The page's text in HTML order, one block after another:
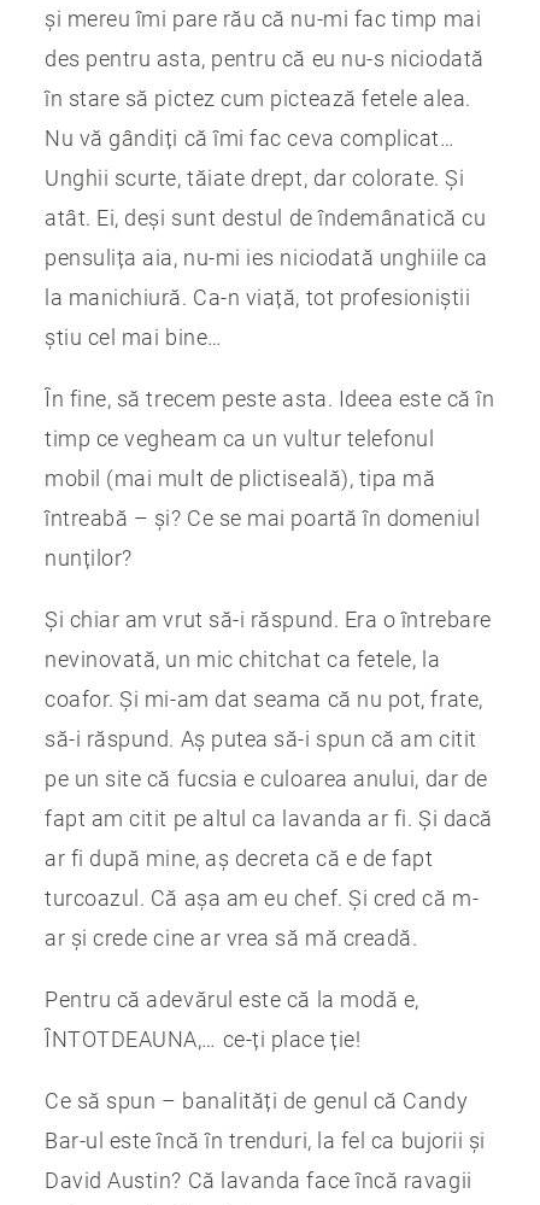
și mereu îmi pare rău că nu-mi fac timp mai
des pentru asta, pentru că eu nu-s niciodată
în stare să pictez cum pictează fetele alea.
Nu vă gândiți că îmi fac ceva complicat…
Unghii scurte, tăiate drept, dar colorate. Și
atât. Ei, deși sunt destul de îndemânatică cu
pensulița aia, nu-mi ies niciodată unghiile ca
la manichiură. Ca-n viață, tot profesioniștii
știu cel mai bine…
În fine, să trecem peste asta. Ideea este că în
timp ce vegheam ca un vultur telefonul
mobil (mai mult de plictiseală), tipa mă
întreabă – și? Ce se mai poartă în domeniul
nunților?
Și chiar am vrut să-i răspund. Era o întrebare
nevinovată, un mic chitchat ca fetele, la
coafor. Și mi-am dat seama că nu pot, frate,
să-i răspund. Aș putea să-i spun că am citit
pe un site că fucsia e culoarea anului, dar de
fapt am citit pe altul ca lavanda ar fi. Și dacă
ar fi după mine, aș decreta că e de fapt
turcoazul. Că așa am eu chef. Și cred că m-
ar și crede cine ar vrea să mă creadă.
Pentru că adevărul este că la modă e,
ÎNTOTDEAUNA,… ce-ți place ție!
Ce să spun – banalități de genul că Candy
Bar-ul este încă în trenduri, la fel ca bujorii și
David Austin? Că lavanda face încă ravagii